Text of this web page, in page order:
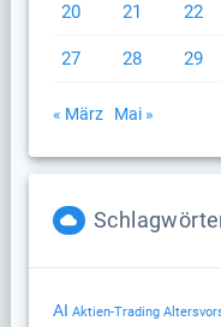
20 21 22
27 28 29
« März Mai »
AI Aktien-Trading